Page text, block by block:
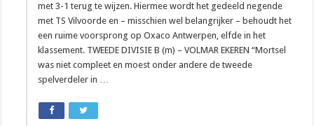
met 3-1 terug te wijzen. Hiermee wordt het gedeeld negende
met TS Vilvoorde en – misschien wel belangrijker – behoudt het
een ruime voorsprong op Oxaco Antwerpen, elfde in het
klassement. TWEEDE DIVISIE B (m) – VOLMAR EKEREN “Mortsel
was niet compleet en moest onder andere de tweede
spelverdeler in …